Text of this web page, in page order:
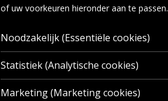
of uw voorkeuren hieronder aan te passen.
Noodzakelijk (Essentiële cookies)
Statistiek (Analytische cookies)
Marketing (Marketing cookies)